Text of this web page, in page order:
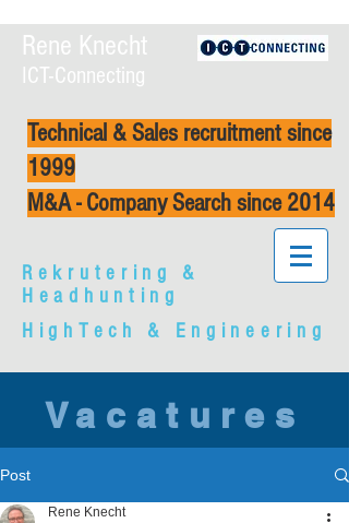
Rene Knecht
ICT-Connecting
Technical & Sales recruitment since
1999
M&A - Company Search since 2014
Rekrutering &
Headhunting
HighTech & Engineering
Vacatures
Post
Rene Knecht